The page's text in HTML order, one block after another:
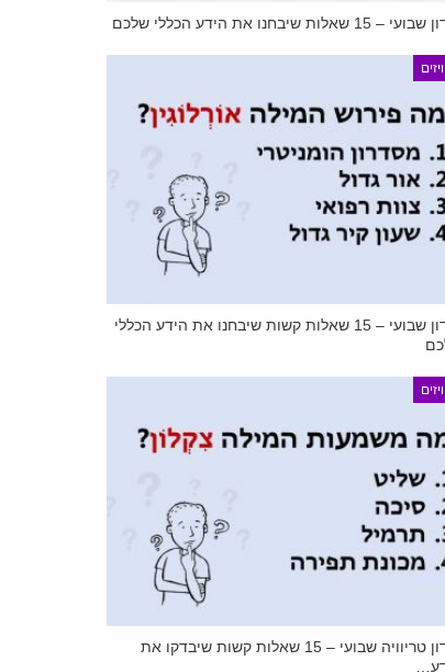
– 15 שאלות שיבחנו את הידע הכללי שלכם
חידון שבועי – 15 שאלות קשות שיבחנו את הידע הכללי
חידון טריוויה שבועי – 15 שאלות קשות שיבדקו את